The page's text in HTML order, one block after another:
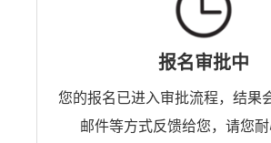
报名审批中
您的报名已进入审批流程，结果
邮件等方式反馈给您，请您耐